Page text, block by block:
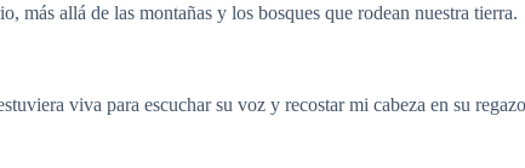
más allá de las montañas y los bosques que rodean nuestra tierra.
viva para escuchar su voz y recostar mi cabeza en su